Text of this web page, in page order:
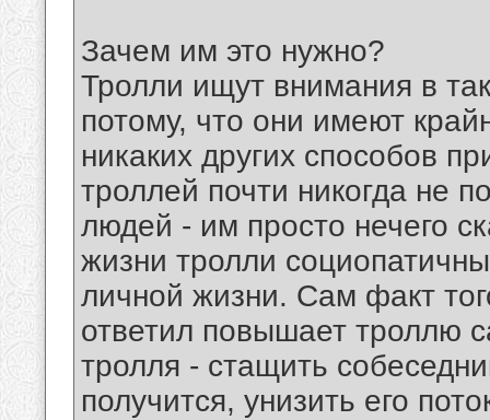
Зачем им это нужно?
Тролли ищут внимания в
потому, что они имеют
никаких других способов
троллей почти никогда не
людей - им просто нечего
жизни тролли
личной жизни. Сам факт
ответил повышает троллю
тролля - стащить
получится, унизить его